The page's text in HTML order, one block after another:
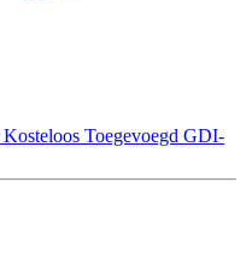
Kosteloos Toegevoegd GDI-